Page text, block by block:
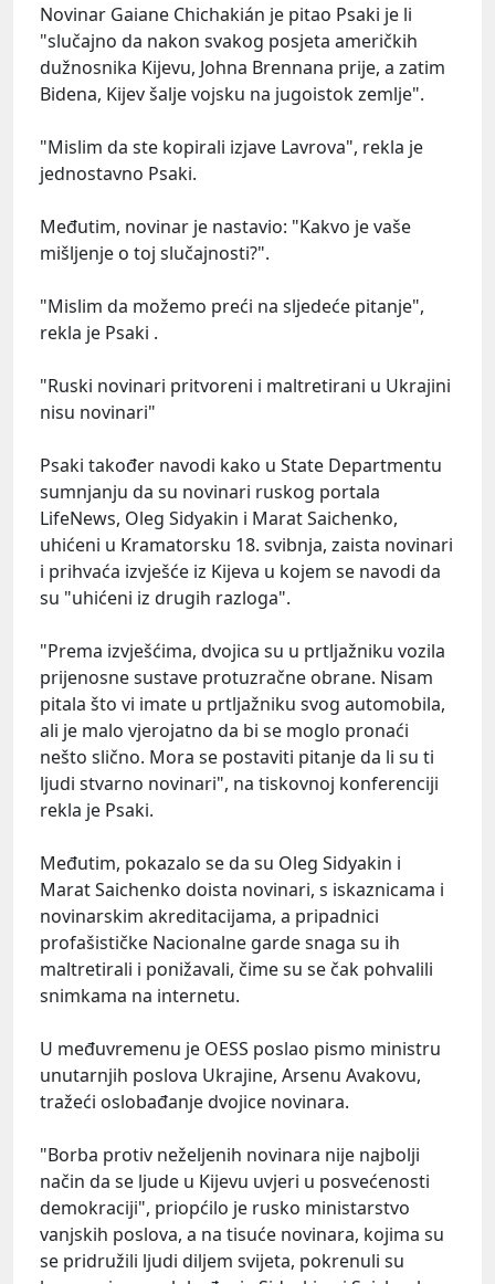
Novinar Gaiane Chichakián je pitao Psaki je li
"slučajno da nakon svakog posjeta američkih
dužnosnika Kijevu, Johna Brennana prije, a zatim
Bidena, Kijev šalje vojsku na jugoistok zemlje".
"Mislim da ste kopirali izjave Lavrova", rekla je
jednostavno Psaki.
Međutim, novinar je nastavio: "Kakvo je vaše
mišljenje o toj slučajnosti?".
"Mislim da možemo preći na sljedeće pitanje",
rekla je Psaki .
"Ruski novinari pritvoreni i maltretirani u Ukrajini
nisu novinari"
Psaki također navodi kako u State Departmentu
sumnjanju da su novinari ruskog portala
LifeNews, Oleg Sidyakin i Marat Saichenko,
uhićeni u Kramatorsku 18. svibnja, zaista novinari
i prihvaća izvješće iz Kijeva u kojem se navodi da
su "uhićeni iz drugih razloga".
"Prema izvješćima, dvojica su u prtljažniku vozila
prijenosne sustave protuzračne obrane. Nisam
pitala što vi imate u prtljažniku svog automobila,
ali je malo vjerojatno da bi se moglo pronaći
nešto slično. Mora se postaviti pitanje da li su ti
ljudi stvarno novinari", na tiskovnoj konferenciji
rekla je Psaki.
Međutim, pokazalo se da su Oleg Sidyakin i
Marat Saichenko doista novinari, s iskaznicama i
novinarskim akreditacijama, a pripadnici
profašističke Nacionalne garde snaga su ih
maltretirali i ponižavali, čime su se čak pohvalili
snimkama na internetu.
U međuvremenu je OESS poslao pismo ministru
unutarnjih poslova Ukrajine, Arsenu Avakovu,
tražeći oslobađanje dvojice novinara.
"Borba protiv neželjenih novinara nije najbolji
način da se ljude u Kijevu uvjeri u posvećenosti
demokraciji", priopćilo je rusko ministarstvo
vanjskih poslova, a na tisuće novinara, kojima su
se pridružili ljudi diljem svijeta, pokrenuli su